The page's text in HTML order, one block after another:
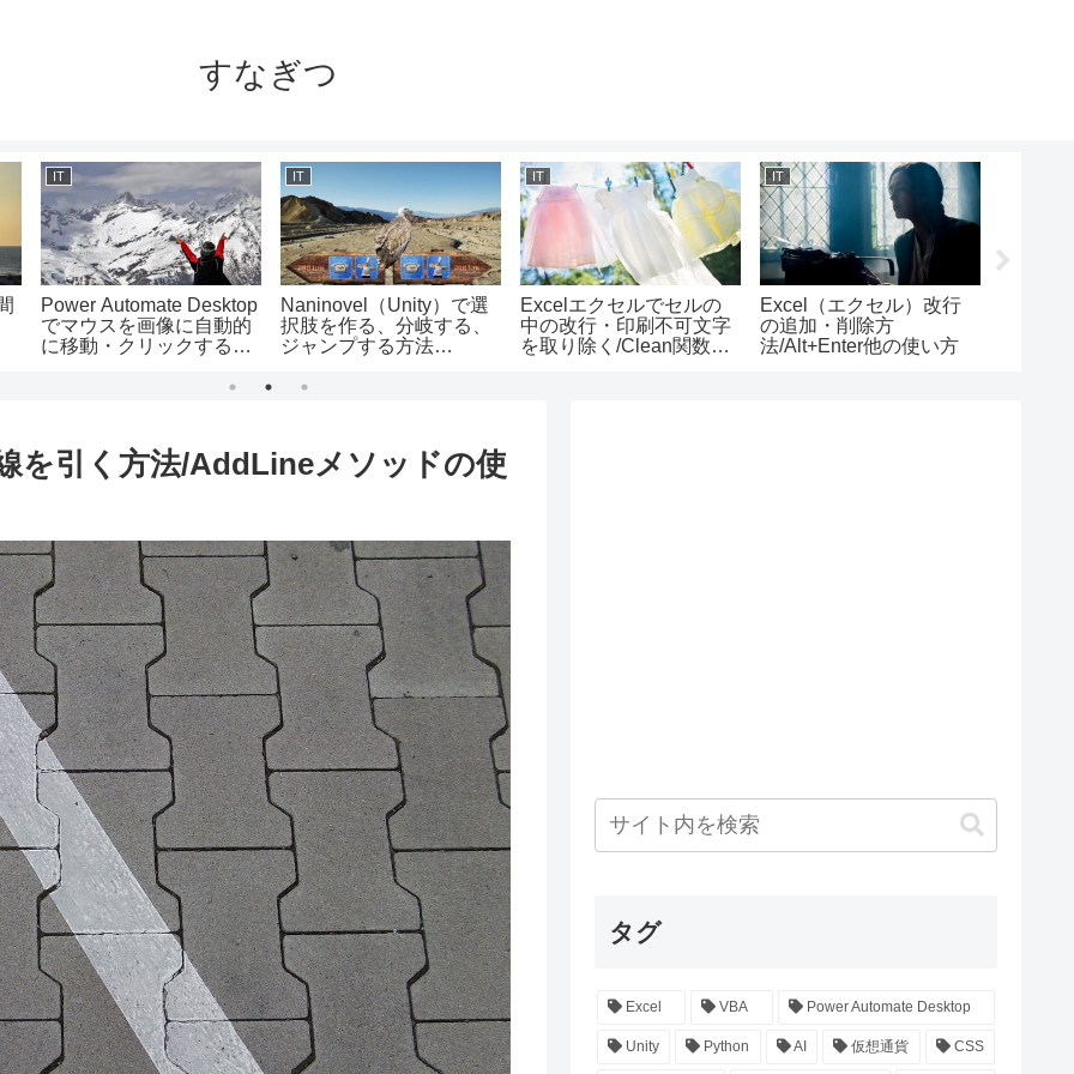
すなぎつ
IT
Power Automate Desktop
でマウスを画像に自動的
に移動・クリックする方
IT
Naninovel（Unity）で選
択肢を作る、分岐する、
ジャンプする方法
IT
Excelエクセルでセルの
中の改行・印刷不可文字
を取り除く/Clean関数の
IT
Excel（エクセル）改行
の追加・削除方
法/Alt+Enter他の使い方
を引く方法/AddLineメソッドの使
タグ
Excel VBA Power Automate Desktop
Unity Python AI 仮想通貨 CSS